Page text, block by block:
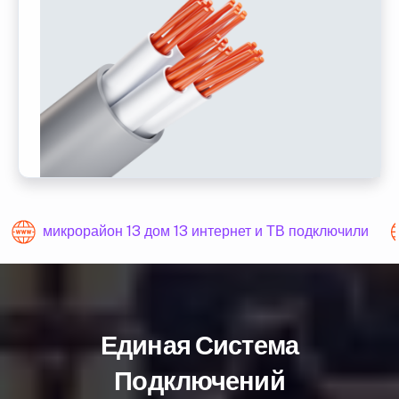
микрорайон 13 дом 13 интернет и ТВ подключили
Единая Система
Подключений